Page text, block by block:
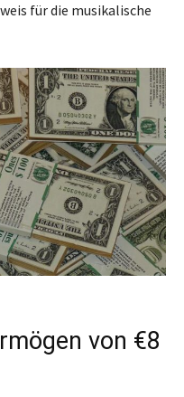
für die musikalische
von €8